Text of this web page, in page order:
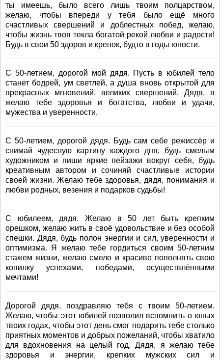
ты имеешь, было всего лишь твоим полцарством,
желаю, чтобы впереди у тебя было ещё много
счастливых свершений и доблестных побед, желаю,
чтобы жизнь твоя текла богатой рекой любви и радости!
Будь в свои 50 здоров и крепок, будто в годы юности.
С 50-летием, дорогой мой дядя. Пусть в юбилей тело
станет бодрей, ум светлей, а душа вновь открытой для
прекрасных мгновений, великих свершений. Дядя, я
желаю тебе здоровья и богатства, любви и удачи,
мужества и уверенности.
С 50-летием, дорогой дядя. Будь сам себе режиссёр и
снимай чудесную картину каждого дня, будь смелым
художником и пиши яркие пейзажи вокруг себя, будь
креативным автором и сочиняй счастливые истории
своей жизни. Желаю тебе здоровья, дядя, понимания и
любви родных, везения и подарков судьбы!
С юбилеем, дядя. Желаю в 50 лет быть крепким
орешком, желаю жить в своё удовольствие и без особой
спешки. Дядя, будь полон энергии и сил, уверенности и
оптимизма. Я желаю тебе гордиться своим 50-летним
стажем жизни, желаю смело и красиво пополнять свою
копилку успехами, победами, осуществлёнными
мечтами!
Дорогой дядя, поздравляю тебя с твоим 50-летием.
Желаю, чтобы этот юбилей позволил вспомнить о юных
твоих годах, чтобы этот день смог подарить тебе столько
приятных моментов и добрых пожеланий, чтобы хватило
для вдохновения на целый год. Дядя, я желаю тебе
здоровья и энергии, крепких мужских сил и